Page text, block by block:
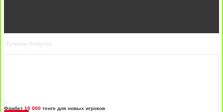
Лучшие бонусы
Фрибет 10 000 тенге для новых игроков